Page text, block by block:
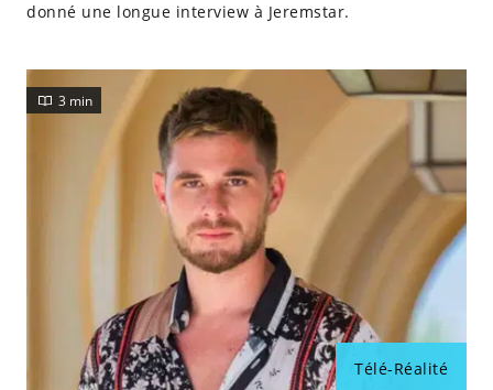
donné une longue interview à Jeremstar.
Télé-Réalité
3 min